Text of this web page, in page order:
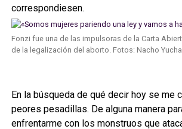
correspondiesen.
Fonzi fue una de las impulsoras de la Carta
de la legalización del aborto. Fotos: Nacho
En la búsqueda de qué decir hoy se me
peores pesadillas. De alguna manera
enfrentarme con los monstruos que